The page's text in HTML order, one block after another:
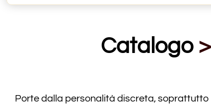
Catalogo
Porte dalla personalità discreta,